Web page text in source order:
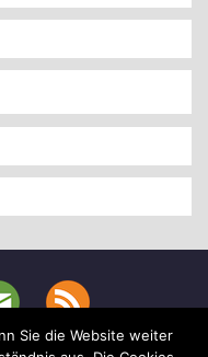
Sie die Website weiter